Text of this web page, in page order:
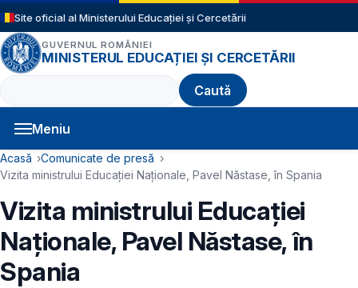
Sari la conținutul principal
Site oficial al Ministerului Educației și Cercetării
GUVERNUL ROMÂNIEI
MINISTERUL EDUCAȚIEI ȘI CERCETĂRII
Caută
Meniu
Navigație principală
Cale de navigare
Acasă
Comunicate de presă
Vizita ministrului Educației Naționale, Pavel Năstase, în Spania
Vizita ministrului Educației
Naționale, Pavel Năstase, în
Spania